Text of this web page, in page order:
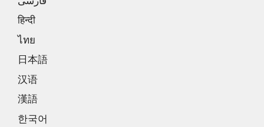
हिन्दी
ไทย
日本語
汉语
漢語
한국어